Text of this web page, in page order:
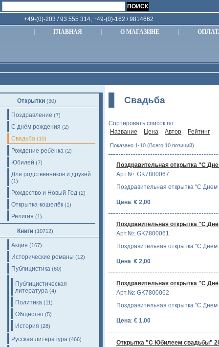
+49-(0)-203 / 93 555 314, +49-(0)-162 / 9814662
ГЛАВНАЯ О МАГАЗИНЕ
Открытки (30)
Поздравление (7)
С днём рождения (2)
Свадьба (10)
Рождение ребёнка (2)
Юбилей (7)
Для родственников и друзей
(1)
Рождество и Новый Год (2)
Открытка-кошелёк (1)
Религия (1)
Книги (10712)
Акция (167)
Исторические романы (12)
Публицистика (60)
Публицистическая
литература (4)
Политика (11)
Общество (5)
История (28)
Русская литература (466)
Свадьба
Сортировать список по:
Название
Цена Автор Рейтинг
Показано 1-10 (Всего 10 позиций)
Поздравительная открытка "С
Арт.№: GK7800067
Поздравительная открытка "С
Цена: € 2,00
Поздравительная открытка "С
Арт.№: GK7800061
Поздравительная открытка "С
Цена: € 2,00
Поздравительная открытка "С
Арт.№: GK7800062
Поздравительная открытка "С
Цена: € 1,00
Открытка "С Юбилеем свадьбы"